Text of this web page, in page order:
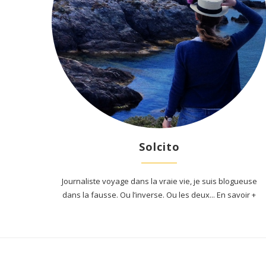
Solcito
Journaliste voyage dans la vraie vie, je suis blogueuse
dans la fausse. Ou l’inverse. Ou les deux... En savoir +